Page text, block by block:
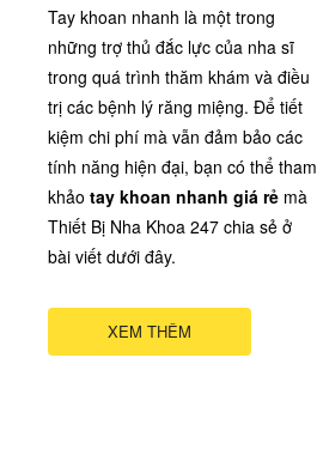
Tay khoan nhanh là một trong
những trợ thủ đắc lực của nha sĩ
trong quá trình thăm khám và điều
trị các bệnh lý răng miệng. Để tiết
kiệm chi phí mà vẫn đảm bảo các
tính năng hiện đại, bạn có thể tham
khảo tay khoan nhanh giá rẻ mà
Thiết Bị Nha Khoa 247 chia sẻ ở
bài viết dưới đây.
XEM THÊM